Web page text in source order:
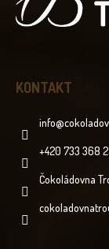
KONTAKT
info@
+420 733 368
Čokoládovna